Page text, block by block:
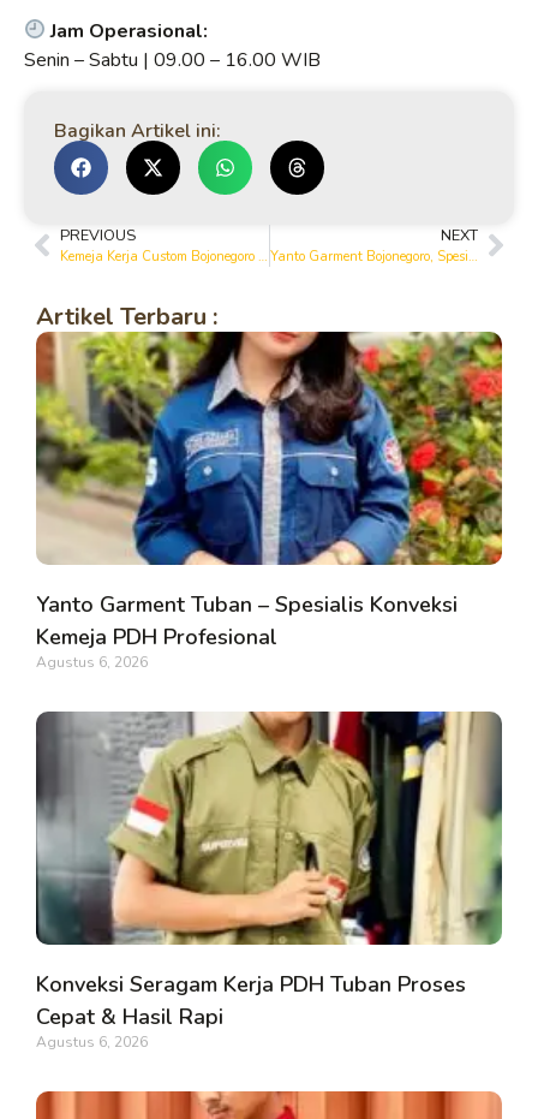
Jam Operasional:
Senin – Sabtu | 09.00 – 16.00 WIB
Bagikan Artikel ini:
PREVIOUS
Kemeja Kerja Custom Bojonegoro dengan Berbagai Pilihan Bahan Premium
NEXT
Yanto Garment Bojonegoro, Spesialis Konveksi Kemeja PDH Berkualitas
Artikel Terbaru :
Yanto Garment Tuban – Spesialis Konveksi
Kemeja PDH Profesional
Agustus 6, 2026
Konveksi Seragam Kerja PDH Tuban Proses
Cepat & Hasil Rapi
Agustus 6, 2026